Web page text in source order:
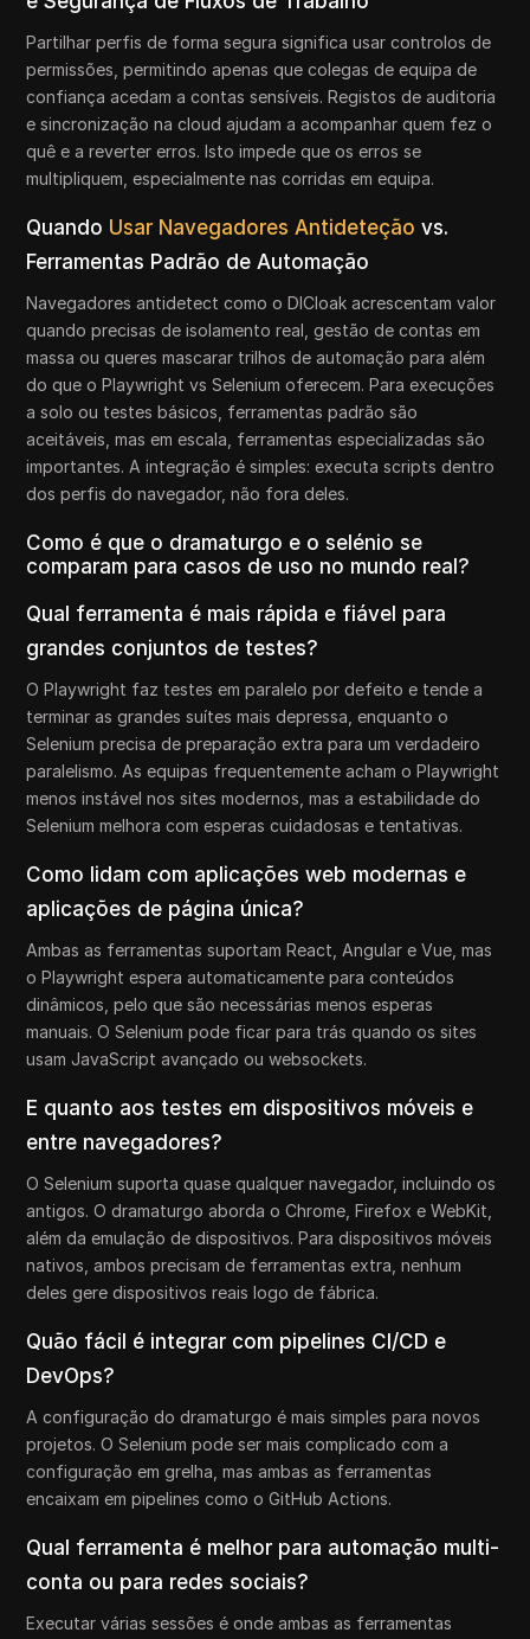
Partilhar perfis de forma segura significa usar controlos de
permissões, permitindo apenas que colegas de equipa de
confiança acedam a contas sensíveis. Registos de auditoria
e sincronização na cloud ajudam a acompanhar quem fez o
quê e a reverter erros. Isto impede que os erros se
multipliquem, especialmente nas corridas em equipa.
Quando Usar Navegadores Antideteção vs.
Ferramentas Padrão de Automação
Navegadores antidetect como o DICloak acrescentam valor
quando precisas de isolamento real, gestão de contas em
massa ou queres mascarar trilhos de automação para além
do que o Playwright vs Selenium oferecem. Para execuções
a solo ou testes básicos, ferramentas padrão são
aceitáveis, mas em escala, ferramentas especializadas são
importantes. A integração é simples: executa scripts dentro
dos perfis do navegador, não fora deles.
Como é que o dramaturgo e o selénio se
comparam para casos de uso no mundo real?
Qual ferramenta é mais rápida e fiável para
grandes conjuntos de testes?
O Playwright faz testes em paralelo por defeito e tende a
terminar as grandes suítes mais depressa, enquanto o
Selenium precisa de preparação extra para um verdadeiro
paralelismo. As equipas frequentemente acham o Playwright
menos instável nos sites modernos, mas a estabilidade do
Selenium melhora com esperas cuidadosas e tentativas.
Como lidam com aplicações web modernas e
aplicações de página única?
Ambas as ferramentas suportam React, Angular e Vue, mas
o Playwright espera automaticamente para conteúdos
dinâmicos, pelo que são necessárias menos esperas
manuais. O Selenium pode ficar para trás quando os sites
usam JavaScript avançado ou websockets.
E quanto aos testes em dispositivos móveis e
entre navegadores?
O Selenium suporta quase qualquer navegador, incluindo os
antigos. O dramaturgo aborda o Chrome, Firefox e WebKit,
além da emulação de dispositivos. Para dispositivos móveis
nativos, ambos precisam de ferramentas extra, nenhum
deles gere dispositivos reais logo de fábrica.
Quão fácil é integrar com pipelines CI/CD e
DevOps?
A configuração do dramaturgo é mais simples para novos
projetos. O Selenium pode ser mais complicado com a
configuração em grelha, mas ambas as ferramentas
encaixam em pipelines como o GitHub Actions.
Qual ferramenta é melhor para automação multi-
conta ou para redes sociais?
Executar várias sessões é onde ambas as ferramentas